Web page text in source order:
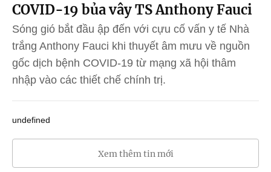
COVID-19 bủa vây TS Anthony Fauci
Sóng gió bắt đầu ập đến với cựu cố vấn y tế Nhà
trắng Anthony Fauci khi thuyết âm mưu về nguồn
gốc dịch bệnh COVID-19 từ mạng xã hội thâm
nhập vào các thiết chế chính trị.
undefined
Xem thêm tin mới